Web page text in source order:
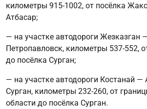
километры 915-1002, от посёлка
Атбасар;
— на участке автодороги Жезказган
Петропавловск, километры 537-552,
до посёлка Сурган;
— на участке автодороги Костанай —
Сурган, километры 232-260, от
области до посёлка Сурган.